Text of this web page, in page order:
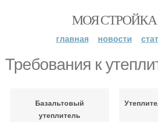
МОЯ СТРОЙКА
главная новости
Требования к
Базальтовый
утеплитель